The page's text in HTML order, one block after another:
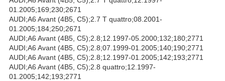
01.2005;169;230;2671
AUDI;A6 Avant (4B5, C5);2.7 T quattro;08.2001-
01.2005;184;250;2671
AUDI;A6 Avant (4B5, C5);2.8;12.1997-05.2000;132;180;2771
AUDI;A6 Avant (4B5, C5);2.8;07.1999-01.2005;140;190;2771
AUDI;A6 Avant (4B5, C5);2.8;12.1997-01.2005;142;193;2771
AUDI;A6 Avant (4B5, C5);2.8 quattro;12.1997-
01.2005;142;193;2771